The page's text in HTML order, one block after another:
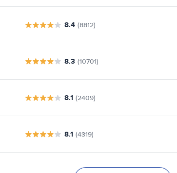
8.4 (8812)
8.3 (10701)
8.1 (2409)
8.1 (4319)